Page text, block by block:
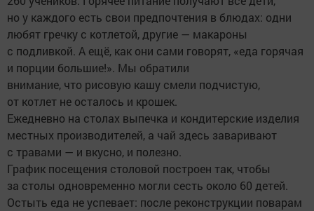
но у каждого есть свои предпочтения в блюдах: одни
любят гречку с котлетой, другие — макароны
с подливкой. А ещё, как они сами говорят, «еда горячая
и порции большие!». Мы обратили
внимание, что рисовую кашу смели подчистую,
от котлет не осталось и крошек.
Ежедневно на столах выпечка и кондитерские изделия
местных производителей, а чай здесь заваривают
с травами — и вкусно, и полезно.
График посещения столовой построен так, чтобы
за столы одновременно могли сесть около 60 детей.
Остыть еда не успевает: после реконструкции поварам